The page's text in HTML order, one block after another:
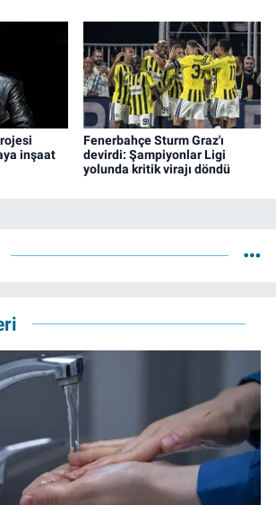
inşaat
Fenerbahçe Sturm Graz'ı
devirdi: Şampiyonlar Ligi
yolunda kritik virajı döndü